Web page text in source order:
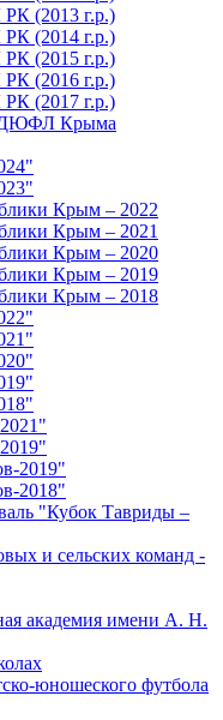
(2013 г.р.)
(2014 г.р.)
(2015 г.р.)
(2016 г.р.)
(2017 г.р.)
ДЮФЛ Крыма
Крым – 2022
Крым – 2021
Крым – 2020
Крым – 2019
Крым – 2018
2019"
2018"
"Кубок Тавриды –
и сельских команд -
академия имени А. Н.
юношеского футбола